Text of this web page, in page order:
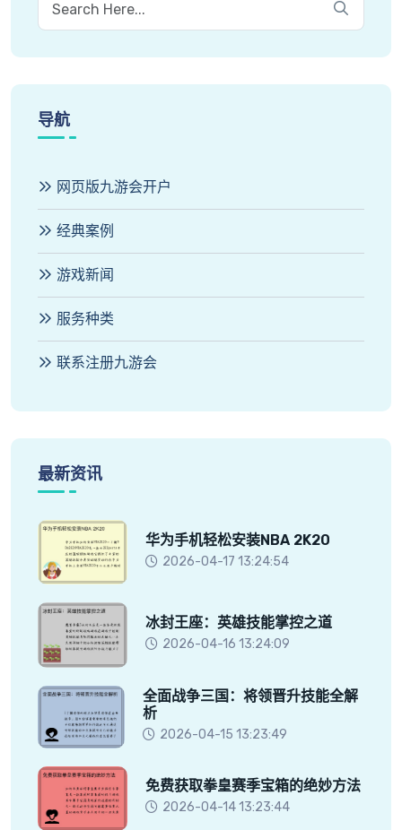
导航
网页版九游会开户
经典案例
游戏新闻
服务种类
联系注册九游会
最新资讯
华为手机轻松安装NBA 2K20
2026-04-17 13:24:54
冰封王座：英雄技能掌控之道
2026-04-16 13:24:09
全面战争三国：将领晋升技能全解
析
2026-04-15 13:23:49
免费获取拳皇赛季宝箱的绝妙方法
2026-04-14 13:23:44